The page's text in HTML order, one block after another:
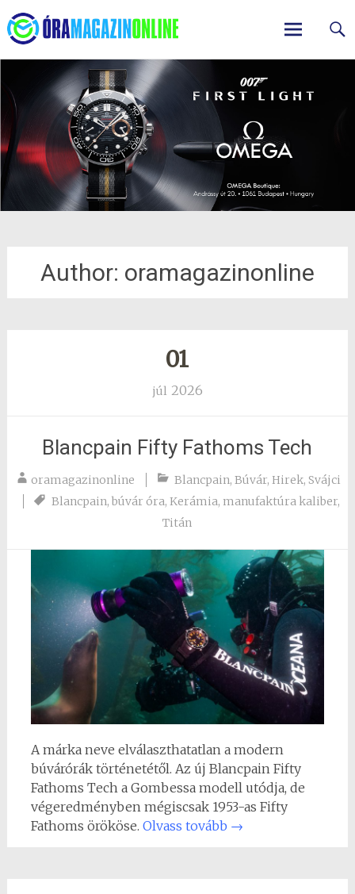
ÓraMagazinOnline
Skip
content
Author: oramagazinonline
01
júl 2026
Blancpain Fifty Fathoms Tech
oramagazinonline Blancpain,Búvár,Hirek,Svájci
Blancpain, búvár óra, Kerámia, manufaktúra kaliber,
Titán
Amárkaneve elválaszthatatlan a modern
búvárórák történetétől. Az új Blancpain Fifty
Fathoms Tech a Gombessa modell utódja, de
végeredményben mégiscsak 1953-as Fifty
Fathoms örököse. Olvass tovább →